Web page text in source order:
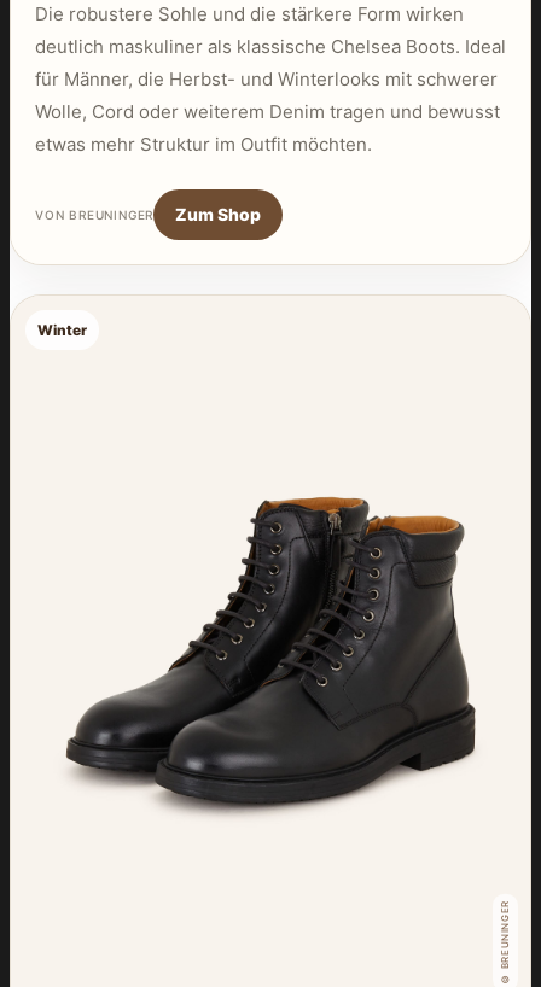
Die robustere Sohle und die stärkere Form wirken
deutlich maskuliner als klassische Chelsea Boots. Ideal
für Männer, die Herbst- und Winterlooks mit schwerer
Wolle, Cord oder weiterem Denim tragen und bewusst
etwas mehr Struktur im Outfit möchten.
VON BREUNINGER Zum Shop
Winter
© BREUNINGER